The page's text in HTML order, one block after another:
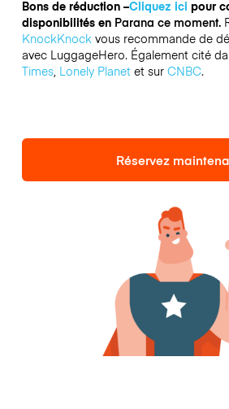
Bons de réduction –Cliquez ici pour
disponibilités en Parana ce moment.
KnockKnockvous recommande de
avec LuggageHero. Également cité
Times, Lonely Planetet sur CNBC.
Réservez